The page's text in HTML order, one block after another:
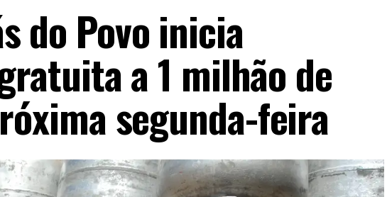
do Povo inicia
a 1 milhão de
segunda-feira